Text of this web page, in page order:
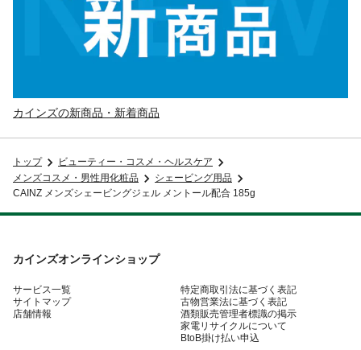
カインズの新商品・新着商品
トップ
ビューティー・コスメ・ヘルスケア
メンズコスメ・男性用化粧品
シェービング用品
CAINZ メンズシェービングジェル メントール配合 185g
カインズオンラインショップ
サービス一覧
サイトマップ
店舗情報
特定商取引法に基づく表記
古物営業法に基づく表記
酒類販売管理者標識の掲示
家電リサイクルについて
BtoB掛け払い申込